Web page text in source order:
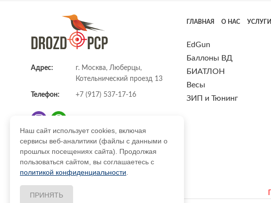
Адрес:
г. Москва, Люберцы,
Котельнический проезд 13
Телефон: +7 (917) 537-17-16
E-mail: info@DrozdPcp.ru
ГЛАВНАЯ О НАС УСЛУГИ
EdGun
Баллоны ВД
БИАТЛОН
Весы
ЗИП и Тюнинг
Наш сайт использует cookies, включая
сервисы веб-аналитики (файлы с данными о
прошлых посещениях сайта). Продолжая
пользоваться сайтом, вы соглашаетесь с
политикой конфиденциальности
ПРИНЯТЬ